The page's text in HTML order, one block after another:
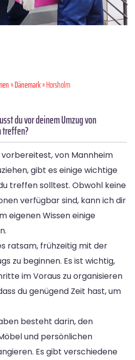
»Dänemark» Horsholm
du vor deinem Umzug von
treffen?
von Mannheim
gibt es einige wichtige
treffen solltest. Obwohl keine
verfügbar sind, kann ich dir
eigenen Wissen einige
ratsam, frühzeitig mit der
zu beginnen. Es ist wichtig,
im Voraus zu organisieren
du genügend Zeit hast, um
besteht darin, den
und persönlichen
Es gibt verschiedene